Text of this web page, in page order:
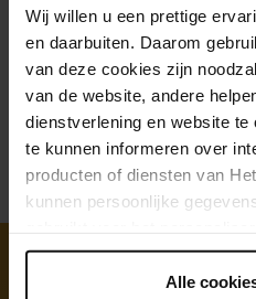
Wij willen u een prettige
en daarbuiten. Daarom
van deze cookies zijn
van de website, andere
dienstverlening en website
te kunnen informeren over
producten of diensten van
kunnen persoonlijke
onder 'aanpassen' zelf welke
Alle